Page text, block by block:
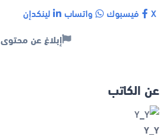
فيسبوك واتساب لينكدإن
إبلاغ عن محتوى
عن الكاتب
Y_Y